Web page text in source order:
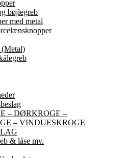
bøjlegreb
med metal
– DØRKROGE –
– VINDUESKROGE
& låse mv.